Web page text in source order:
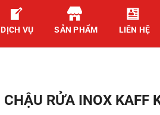
DỊCH VỤ SẢN PHẨM LIÊN HỆ
CHẬU RỬA INOX KAFF